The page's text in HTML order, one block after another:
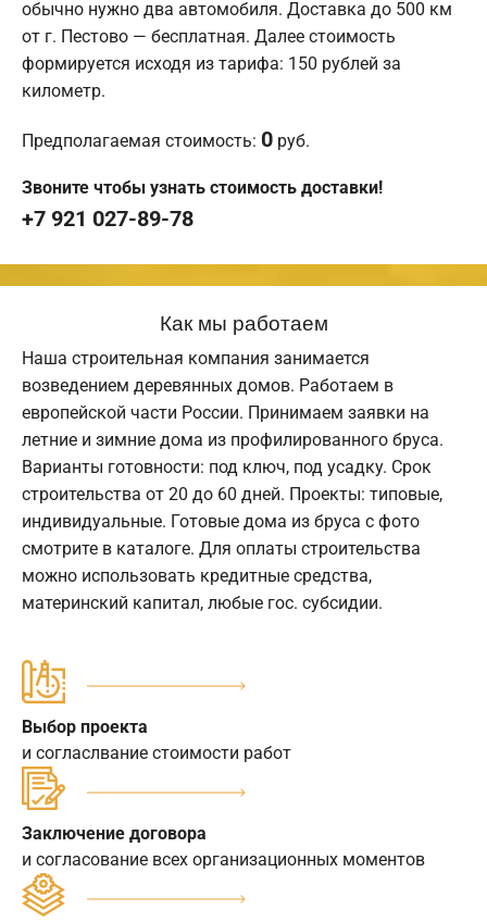
обычно нужно два автомобиля. Доставка до 500 км
от г. Пестово — бесплатная. Далее стоимость
формируется исходя из тарифа: 150 рублей за
километр.
Предполагаемая стоимость: 0 руб.
Звоните чтобы узнать стоимость доставки!
+7 921 027-89-78
Как мы работаем
Наша строительная компания занимается
возведением деревянных домов. Работаем в
европейской части России. Принимаем заявки на
летние и зимние дома из профилированного бруса.
Варианты готовности: под ключ, под усадку. Срок
строительства от 20 до 60 дней. Проекты: типовые,
индивидуальные. Готовые дома из бруса с фото
смотрите в каталоге. Для оплаты строительства
можно использовать кредитные средства,
материнский капитал, любые гос. субсидии.
Выбор проекта
и согласлвание стоимости работ
Заключение договора
и согласование всех организационных моментов